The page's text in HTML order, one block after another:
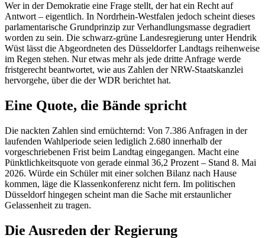
Wer in der Demokratie eine Frage stellt, der hat ein Recht auf
Antwort – eigentlich. In Nordrhein-Westfalen jedoch scheint dieses
parlamentarische Grundprinzip zur Verhandlungsmasse degradiert
worden zu sein. Die schwarz-grüne Landesregierung unter Hendrik
Wüst lässt die Abgeordneten des Düsseldorfer Landtags reihenweise
im Regen stehen. Nur etwas mehr als jede dritte Anfrage werde
fristgerecht beantwortet, wie aus Zahlen der NRW-Staatskanzlei
hervorgehe, über die der WDR berichtet hat.
Eine Quote, die Bände spricht
Die nackten Zahlen sind ernüchternd: Von 7.386 Anfragen in der
laufenden Wahlperiode seien lediglich 2.680 innerhalb der
vorgeschriebenen Frist beim Landtag eingegangen. Macht eine
Pünktlichkeitsquote von gerade einmal 36,2 Prozent – Stand 8. Mai
2026. Würde ein Schüler mit einer solchen Bilanz nach Hause
kommen, läge die Klassenkonferenz nicht fern. Im politischen
Düsseldorf hingegen scheint man die Sache mit erstaunlicher
Gelassenheit zu tragen.
Die Ausreden der Regierung